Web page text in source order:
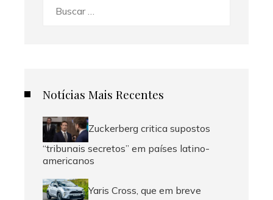
Notícias Mais Recentes
Zuckerberg critica supostos
“tribunais secretos” em países latino-
americanos
Yaris Cross, que em breve